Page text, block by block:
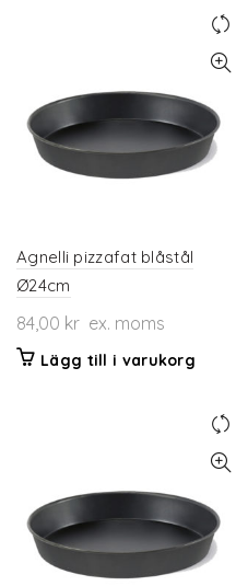
Agnelli pizzafat blåstål
Ø24cm
84,00 kr ex. moms
Lägg till i varukorg